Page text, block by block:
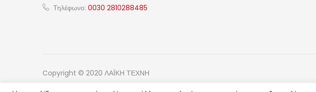
Τηλέφωνο: 0030 2810288485
Copyright © 2020 ΛΑΪΚΗ ΤΕΧΝΗ